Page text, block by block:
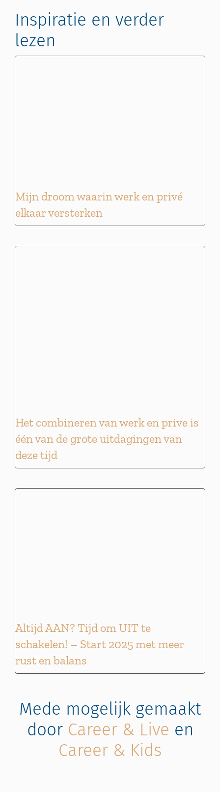
Inspiratie en verder
lezen
Mijn droom waarin werk en privé
elkaar versterken
Het combineren van werk en prive is
één van de grote uitdagingen van
deze tijd
Altijd AAN? Tijd om UIT te
schakelen! – Start 2025 met meer
rust en balans
Mede mogelijk gemaakt
door Career & Live en
Career & Kids